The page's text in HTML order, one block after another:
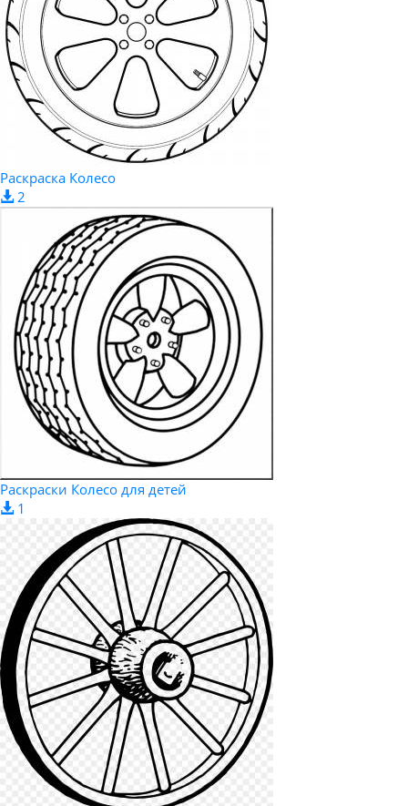
Раскраска Колесо
2
Раскраски Колесо для детей
1